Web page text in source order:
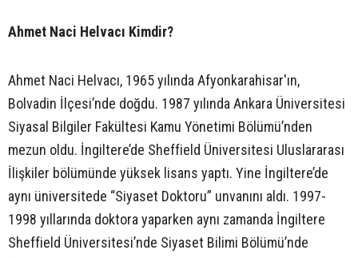
Ahmet Naci Helvacı Kimdir?
Ahmet Naci Helvacı, 1965 yılında Afyonkarahisar'ın,
Bolvadin İlçesi’nde doğdu. 1987 yılında Ankara Üniversitesi
Siyasal Bilgiler Fakültesi Kamu Yönetimi Bölümü’nden
mezun oldu. İngiltere’de Sheffield Üniversitesi Uluslararası
İlişkiler bölümünde yüksek lisans yaptı. Yine İngiltere’de
aynı üniversitede “Siyaset Doktoru” unvanını aldı. 1997-
1998 yıllarında doktora yaparken aynı zamanda İngiltere
Sheffield Üniversitesi’nde Siyaset Bilimi Bölümü’nde